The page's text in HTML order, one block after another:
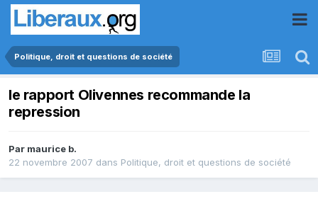
Politique, droit et questions de société
le rapport Olivennes recommande la
repression
Par maurice b.
22 novembre 2007 dans Politique, droit et questions de société